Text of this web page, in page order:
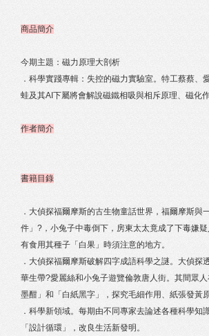
商品簡介
今期主題：磁力原理大剖析
．科學實踐專輯：失控的磁力實驗室。特工蔡蔡
蛙及其AI下屬將會解說磁鐵相吸與相斥原理、磁化
作者簡介
書籍目錄
．大偵探福爾摩斯的古生物童話世界，福爾摩斯
件」?，小兔子中毒倒下，房東太太竟成了下毒嫌
有食用其種子「白果」時須注意的地方。
．大偵探福爾摩斯破解四字成語科學之謎。大偵
華生帶?愛麗絲和小兔子遊覽倫敦唐人街。其間眾
墨酣」和「白紙黑字」，探究毛細作用、紙張發黃
．科學新領域。每期由不同專家去論述各種科學
「設計循環」，改良生活新發明。